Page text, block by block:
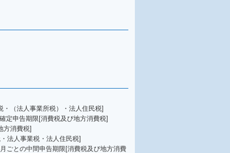
（法人事業所税）・法人住民税]
定申告期限[消費税及び地方消費税]
方消費税]
法人事業税・法人住民税]
ごとの中間申告期限[消費税及び地方消費